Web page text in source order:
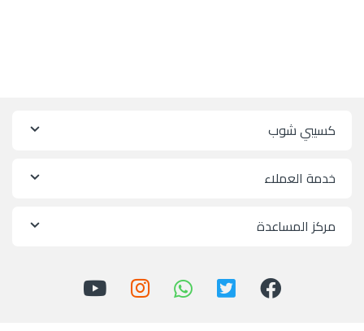
كسيبي شوب
خدمة العملاء
مركز المساعدة